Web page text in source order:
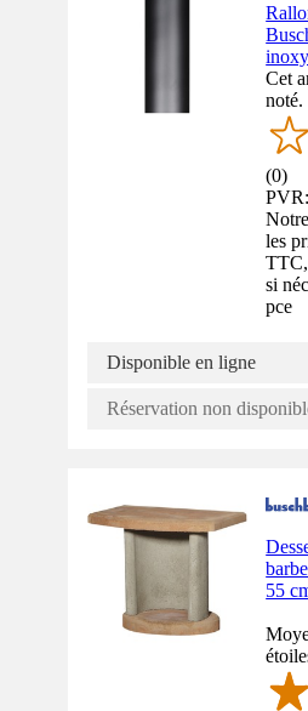
Cet
noté.
(0)
les
si
pce
Disponible en ligne
Réservation non
55